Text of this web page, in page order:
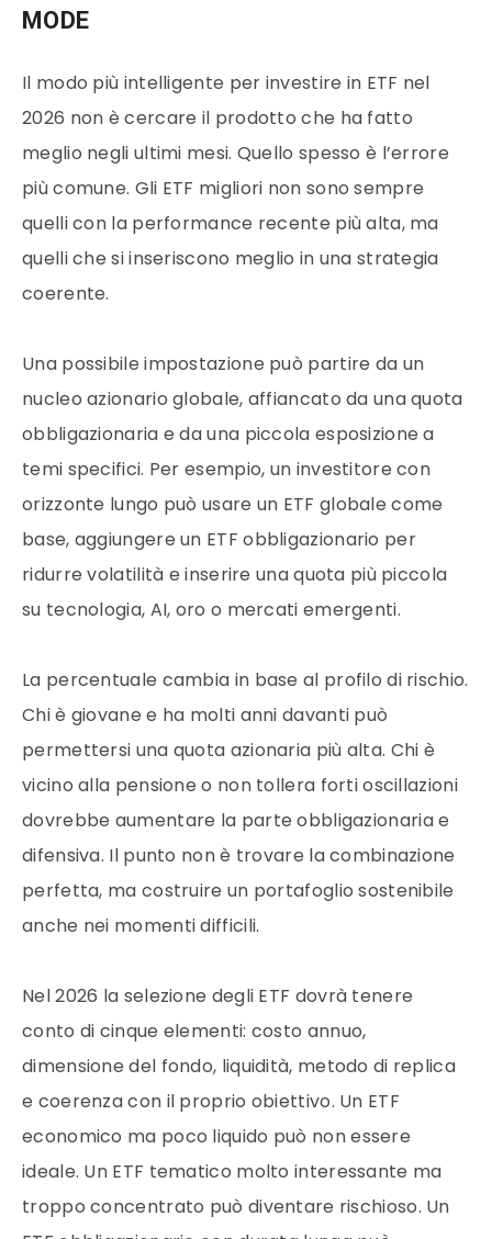
MODE
Il modo più intelligente per investire in ETF nel
2026 non è cercare il prodotto che ha fatto
meglio negli ultimi mesi. Quello spesso è l’errore
più comune. Gli ETF migliori non sono sempre
quelli con la performance recente più alta, ma
quelli che si inseriscono meglio in una strategia
coerente.
Una possibile impostazione può partire da un
nucleo azionario globale, affiancato da una quota
obbligazionaria e da una piccola esposizione a
temi specifici. Per esempio, un investitore con
orizzonte lungo può usare un ETF globale come
base, aggiungere un ETF obbligazionario per
ridurre volatilità e inserire una quota più piccola
su tecnologia, AI, oro o mercati emergenti.
La percentuale cambia in base al profilo di rischio.
Chi è giovane e ha molti anni davanti può
permettersi una quota azionaria più alta. Chi è
vicino alla pensione o non tollera forti oscillazioni
dovrebbe aumentare la parte obbligazionaria e
difensiva. Il punto non è trovare la combinazione
perfetta, ma costruire un portafoglio sostenibile
anche nei momenti difficili.
Nel 2026 la selezione degli ETF dovrà tenere
conto di cinque elementi: costo annuo,
dimensione del fondo, liquidità, metodo di replica
e coerenza con il proprio obiettivo. Un ETF
economico ma poco liquido può non essere
ideale. Un ETF tematico molto interessante ma
troppo concentrato può diventare rischioso. Un